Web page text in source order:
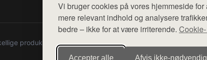
Vi bruger cookies på vores hjemmeside
mere relevant indhold og analysere
bedre – ikke for at være irriterende.
Accepter alle Afvis
produkter fra diverse webshops. Der sælges ikke varer fra